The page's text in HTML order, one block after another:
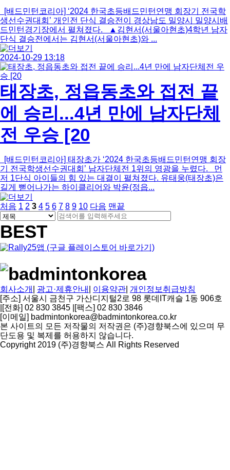
[배드민턴코리아] ‘2024 한국초등배드민턴연맹 회장기 전국학
생선수권대회’ 개인전 단식 결승전이 경상남도 밀양시 밀양시배
드민턴경기장에서 펼쳐졌다. ▲김현서(서울아현초)4학년 남자
단식 결승전에서는 김현서(서울아현초)와 ...
2024-10-29 13:18
태장초, 정읍동초와 접전 끝
에 승리...4년 만에 남자단체
전 우승 [20
[배드민턴코리아] 태장초가 ‘2024 한국초등배드민턴연맹 회장
기 전국학생선수권대회’ 남자단체전 1위의 영광을 누렸다. 먼
저 1단식 아이들의 힘 있는 대결이 펼쳐졌다. 유태웅(태장초)은
길게 뻗어나가는 하이클리어와 박윤(정읍...
처음 1 페
지
2 페
지
열
3페
지
4페
이
지
5페
이
6페
이
7페
이
8페
이
9페
이
10페
이
다음 맨끝
게
시
물
검
색
검
색
대
상
검
필
수
BEST
회사소개 광고·제휴안내 이용약관 개인정보취급방침
[주소] 서울시 금천구 가산디지털2로 98 롯데IT캐슬 1동 906호
[전화] 02 830 3845 [팩스] 02 830 3846
[이메일] badmintonkorea@badmintonkorea.co.kr
본 사이트의 모든 저작물의 저작권은 (주)경향북스에 있으며 무
단도용 및 복제를 허용하지 않습니다.
Copyright 2019 (주)경향북스 All Rights Reserved